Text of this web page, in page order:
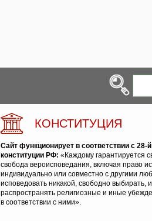
КОНСТИТУЦИЯ
Сайт функционирует в соответствии с 28-
конституции РФ: «Каждому гарантируется
свобода вероисповедания, включая право
индивидуально или совместно с другими
исповедовать никакой, свободно выбирать,
распространять религиозные и иные
в соответствии с ними».